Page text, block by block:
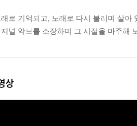
로 기억되고, 노래로 다시 불리며 살아
널 악보를 소장하며 그 시절을 마주해
상